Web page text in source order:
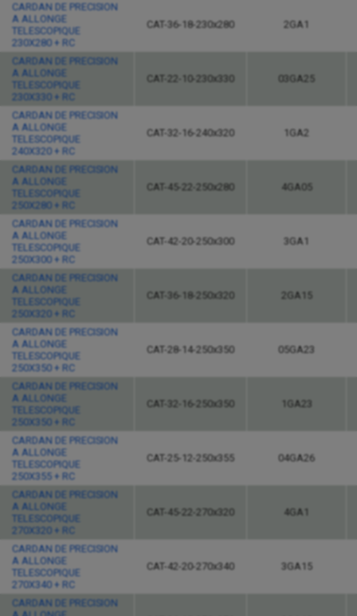
CARDAN DE PRECISION
A ALLONGE
TELESCOPIQUE
230X280 + RC
CAT-36-18-230x280 2GA1
CARDAN DE PRECISION
A ALLONGE
TELESCOPIQUE
230X330 + RC
CAT-22-10-230x330 03GA25
CARDAN DE PRECISION
A ALLONGE
TELESCOPIQUE
240X320 + RC
CAT-32-16-240x320 1GA2
CARDAN DE PRECISION
A ALLONGE
TELESCOPIQUE
250X280 + RC
CAT-45-22-250x280 4GA05
CARDAN DE PRECISION
A ALLONGE
TELESCOPIQUE
250X300 + RC
CAT-42-20-250x300 3GA1
CARDAN DE PRECISION
A ALLONGE
TELESCOPIQUE
250X320 + RC
CAT-36-18-250x320 2GA15
CARDAN DE PRECISION
A ALLONGE
TELESCOPIQUE
250X350 + RC
CAT-28-14-250x350 05GA23
CARDAN DE PRECISION
A ALLONGE
TELESCOPIQUE
250X350 + RC
CAT-32-16-250x350 1GA23
CARDAN DE PRECISION
A ALLONGE
TELESCOPIQUE
250X355 + RC
CAT-25-12-250x355 04GA26
CARDAN DE PRECISION
A ALLONGE
TELESCOPIQUE
270X320 + RC
CAT-45-22-270x320 4GA1
CARDAN DE PRECISION
A ALLONGE
TELESCOPIQUE
270X340 + RC
CAT-42-20-270x340 3GA15
CARDAN DE PRECISION